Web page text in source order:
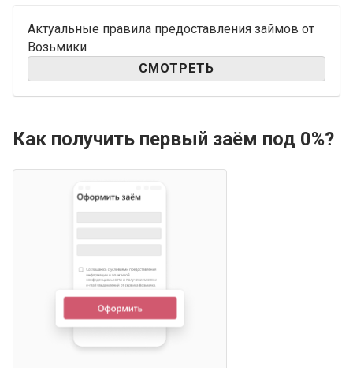
Актуальные правила предоставления займов от
Возьмики
СМОТРЕТЬ
Как получить первый заём под 0%?